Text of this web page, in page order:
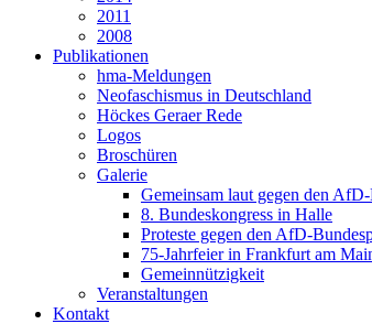
2011
2008
Publikationen
hma-Meldungen
Neofaschismus in Deutschland
Höckes Geraer Rede
Logos
Broschüren
Galerie
Gemeinsam laut gegen den
8. Bundeskongress in Halle
Proteste gegen den AfD-
75-Jahrfeier in Frankfurt am
Gemeinnützigkeit
Veranstaltungen
Kontakt